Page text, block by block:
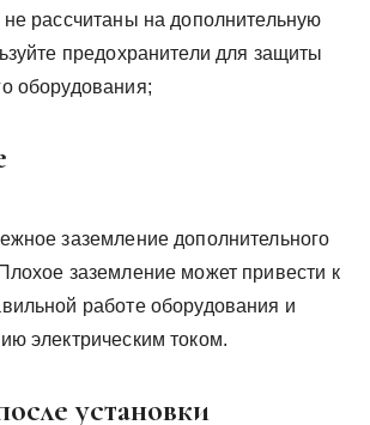
рассчитаны на дополнительную
предохранители для защиты
оборудования;
заземление дополнительного
заземление может привести к
работе оборудования и
электрическим током.
установки